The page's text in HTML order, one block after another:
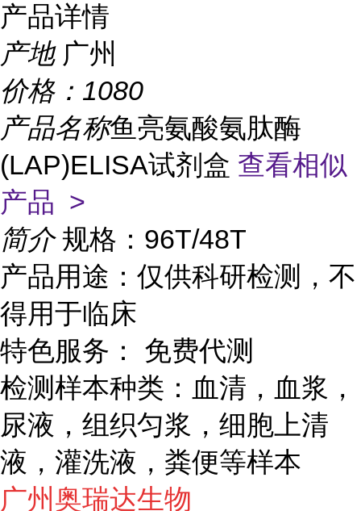
产品详情
产地 广州
价格： 1080
产品名称鱼亮氨酸氨肽酶
(LAP)ELISA试剂盒 查看相似
产品 >
简介 规格：96T/48T
产品用途：仅供科研检测，不
得用于临床
特色服务： 免费代测
检测样本种类：血清，血浆，
尿液，组织匀浆，细胞上清
液，灌洗液，粪便等样本
广州奥瑞达生物